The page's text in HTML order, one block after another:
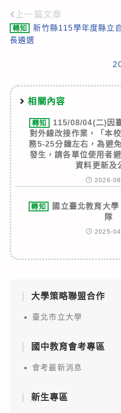
Read
more
上一篇文章
轉知
新竹縣115學年度縣立
長遴選
相關內容
轉知
115/08/04(二)因
對外線改接作業，「本
務5-25分鐘左右，為避
發生，請各單位使用者
資料更新及
2026-
轉知
國立臺北教育大
隊
2025-
大學策略聯盟合作
臺北市立大學
國中教育會考專區
會考最新消息
新生專區